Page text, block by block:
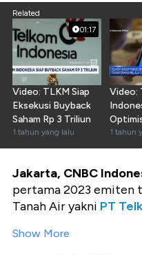
Related
01:17
Video: TLKM Siap
Eksekusi Buyback
Saham Rp 3 Triliun
1 tahun yang lalu
Video:
Akhir
Positif
1 tahun
Jakarta, CNBC
pertama 2023 emiten
Tanah Air yakni PT
Show More